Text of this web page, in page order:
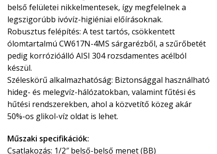
belső felületei nikkelmentesek, így megfelelnek a
legszigorúbb ivóvíz-higiéniai előírásoknak.
Robusztus felépítés: A test tartós, csökkentett
ólomtartalmú CW617N-4MS sárgarézből, a szűrőbetét
pedig korrózióálló AISI 304 rozsdamentes acélból
készül.
Széleskörű alkalmazhatóság: Biztonsággal használható
hideg- és melegvíz-hálózatokban, valamint fűtési és
hűtési rendszerekben, ahol a közvetítő közeg akár
50%-os glikol-víz oldat is lehet.
Műszaki specifikációk:
Csatlakozás: 1/2″ belső-belső menet (BB)